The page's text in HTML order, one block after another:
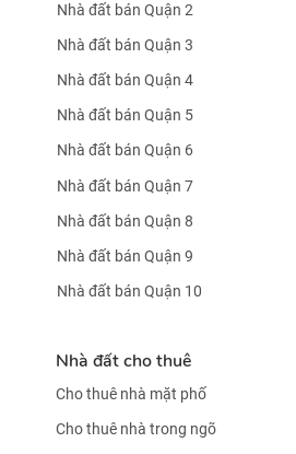
Nhà đất bán Quận 2
Nhà đất bán Quận 3
Nhà đất bán Quận 4
Nhà đất bán Quận 5
Nhà đất bán Quận 6
Nhà đất bán Quận 7
Nhà đất bán Quận 8
Nhà đất bán Quận 9
Nhà đất bán Quận 10
Nhà đất cho thuê
Cho thuê nhà mặt phố
Cho thuê nhà trong ngõ